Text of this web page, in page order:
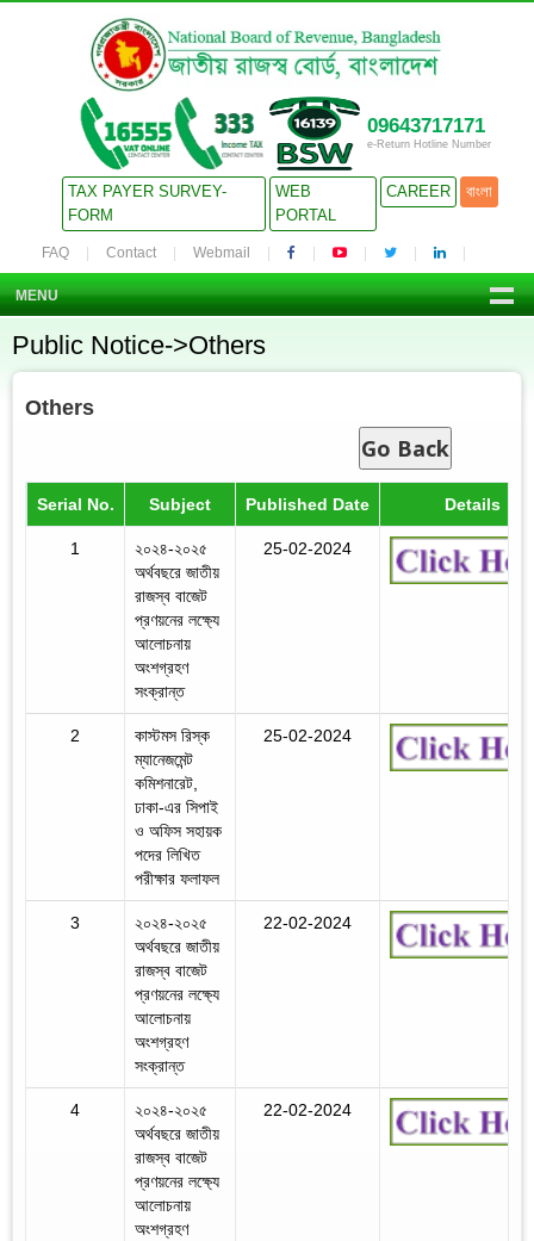
09643717171
e-Return Hotline Number
TAX PAYER SURVEY-
FORM
WEB
PORTAL
CAREER বাংলা
FAQ Contact Webmail
MENU
Public Notice->Others
Others
Go Back
Serial No. Subject Published Date Details
1
২০২৪-২০২৫
অর্থবছরে জাতীয়
রাজস্ব বাজেট
প্রণয়নের লক্ষ্যে
আলোচনায়
অংশগ্রহণ
সংক্রান্ত
25-02-2024
2
কাস্টমস রিস্ক
ম্যানেজমেন্ট
কমিশনারেট,
ঢাকা-এর সিপাই
ও অফিস সহায়ক
পদের লিখিত
পরীক্ষার ফলাফল
25-02-2024
3
২০২৪-২০২৫
অর্থবছরে জাতীয়
রাজস্ব বাজেট
প্রণয়নের লক্ষ্যে
আলোচনায়
অংশগ্রহণ
সংক্রান্ত
22-02-2024
4
২০২৪-২০২৫
অর্থবছরে জাতীয়
রাজস্ব বাজেট
প্রণয়নের লক্ষ্যে
আলোচনায়
অংশগ্রহণ
22-02-2024